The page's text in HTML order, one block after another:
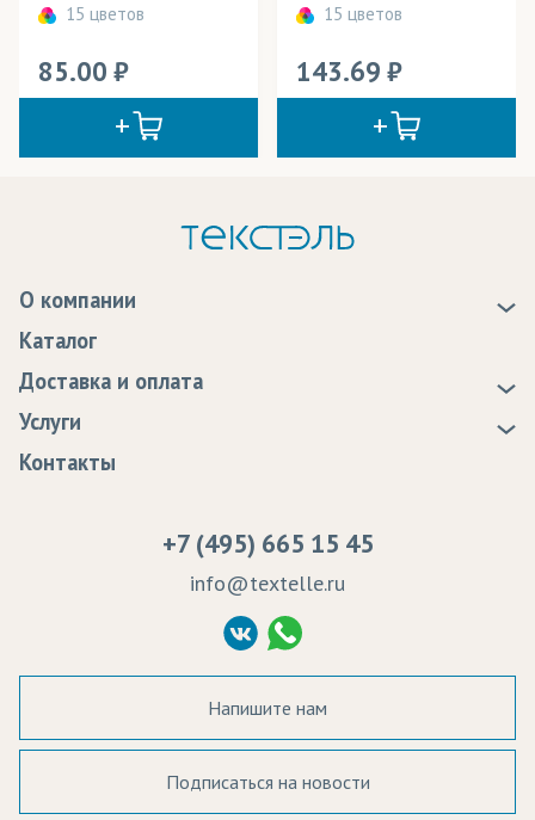
15 цветов
85.00
15 цветов
143.69
О компании
Статьи
Программа лояльности
Сертификаты качества
Судебные решения
Политика Конфиденциальности
Согласие на обработку ПД
Каталог
Доставка и оплата
Доставка
Оплата
Услуги
Образцы
Контакты
+7 (495) 665 15 45
info@textelle.ru
Напишите нам
Подписаться на новости